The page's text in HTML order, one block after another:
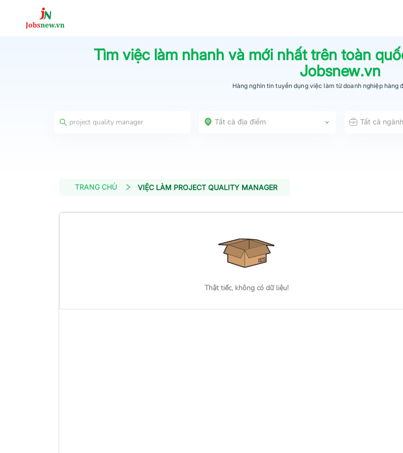
Tìm việc làm nhanh và mới nhất trên toàn
Jobsnew.vn
Hàng nghìn tin tuyển dụng việc làm từdoanh nghiệp hàng
Tất cả địa điểm Tất cả
TRANG CHỦ VIỆC LÀM PROJECT QUALITY MANAGER
Thật tiếc, không có dữ liệu!